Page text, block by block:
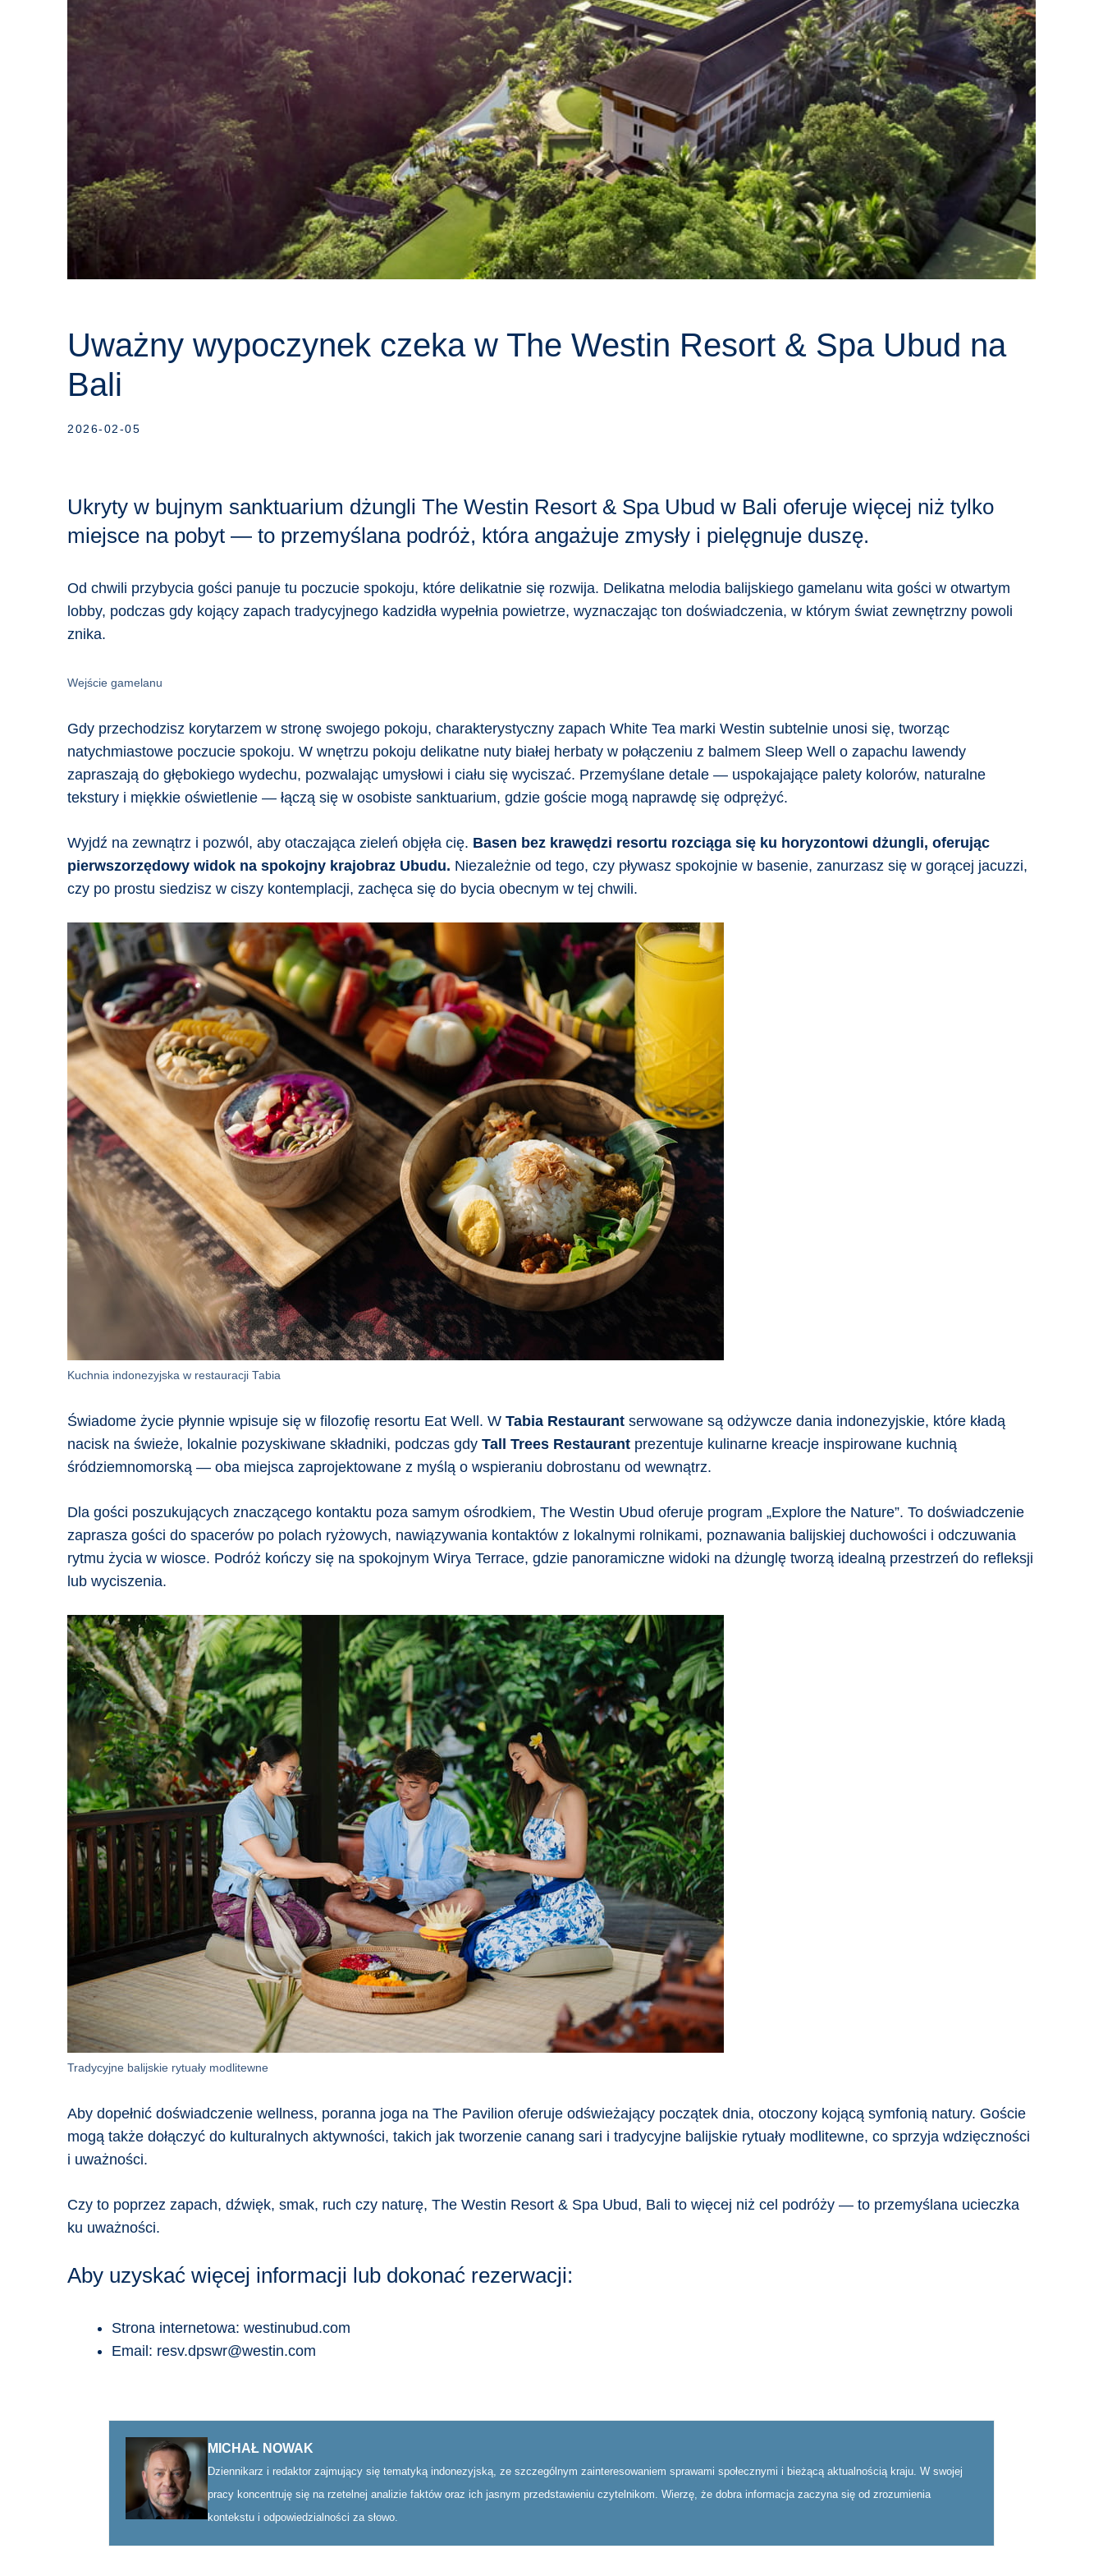
Uważny wypoczynek czeka w The Westin Resort & Spa Ubud na
Bali
2026-02-05
Ukryty w bujnym sanktuarium dżungli The Westin Resort & Spa Ubud w Bali oferuje więcej niż tylko
miejsce na pobyt — to przemyślana podróż, która angażuje zmysły i pielęgnuje duszę.
Od chwili przybycia gości panuje tu poczucie spokoju, które delikatnie się rozwija. Delikatna melodia balijskiego gamelanu wita gości w otwartym
lobby, podczas gdy kojący zapach tradycyjnego kadzidła wypełnia powietrze, wyznaczając ton doświadczenia, w którym świat zewnętrzny powoli
znika.
Wejście gamelanu
Gdy przechodzisz korytarzem w stronę swojego pokoju, charakterystyczny zapach White Tea marki Westin subtelnie unosi się, tworząc
natychmiastowe poczucie spokoju. W wnętrzu pokoju delikatne nuty białej herbaty w połączeniu z balmem Sleep Well o zapachu lawendy
zapraszają do głębokiego wydechu, pozwalając umysłowi i ciału się wyciszać. Przemyślane detale — uspokajające palety kolorów, naturalne
tekstury i miękkie oświetlenie — łączą się w osobiste sanktuarium, gdzie goście mogą naprawdę się odprężyć.
Wyjdź na zewnątrz i pozwól, aby otaczająca zieleń objęła cię. Basen bez krawędzi resortu rozciąga się ku horyzontowi dżungli, oferując
pierwszorzędowy widok na spokojny krajobraz Ubudu. Niezależnie od tego, czy pływasz spokojnie w basenie, zanurzasz się w gorącej jacuzzi,
czy po prostu siedzisz w ciszy kontemplacji, zachęca się do bycia obecnym w tej chwili.
Kuchnia indonezyjska w restauracji Tabia
Świadome życie płynnie wpisuje się w filozofię resortu Eat Well. W Tabia Restaurant serwowane są odżywcze dania indonezyjskie, które kładą
nacisk na świeże, lokalnie pozyskiwane składniki, podczas gdy Tall Trees Restaurant prezentuje kulinarne kreacje inspirowane kuchnią
śródziemnomorską — oba miejsca zaprojektowane z myślą o wspieraniu dobrostanu od wewnątrz.
Dla gości poszukujących znaczącego kontaktu poza samym ośrodkiem, The Westin Ubud oferuje program „Explore the Nature”. To doświadczenie
zaprasza gości do spacerów po polach ryżowych, nawiązywania kontaktów z lokalnymi rolnikami, poznawania balijskiej duchowości i odczuwania
rytmu życia w wiosce. Podróż kończy się na spokojnym Wirya Terrace, gdzie panoramiczne widoki na dżunglę tworzą idealną przestrzeń do refleksji
lub wyciszenia.
Tradycyjne balijskie rytuały modlitewne
Aby dopełnić doświadczenie wellness, poranna joga na The Pavilion oferuje odświeżający początek dnia, otoczony kojącą symfonią natury. Goście
mogą także dołączyć do kulturalnych aktywności, takich jak tworzenie canang sari i tradycyjne balijskie rytuały modlitewne, co sprzyja wdzięczności
i uważności.
Czy to poprzez zapach, dźwięk, smak, ruch czy naturę, The Westin Resort & Spa Ubud, Bali to więcej niż cel podróży — to przemyślana ucieczka
ku uważności.
Aby uzyskać więcej informacji lub dokonać rezerwacji:
Strona internetowa: westinubud.com
Email: resv.dpswr@westin.com
MICHAŁ NOWAK
Dziennikarz i redaktor zajmujący się tematyką indonezyjską, ze szczególnym zainteresowaniem sprawami społecznymi i bieżącą aktualnością kraju. W swojej
pracy koncentruję się na rzetelnej analizie faktów oraz ich jasnym przedstawieniu czytelnikom. Wierzę, że dobra informacja zaczyna się od zrozumienia
kontekstu i odpowiedzialności za słowo.